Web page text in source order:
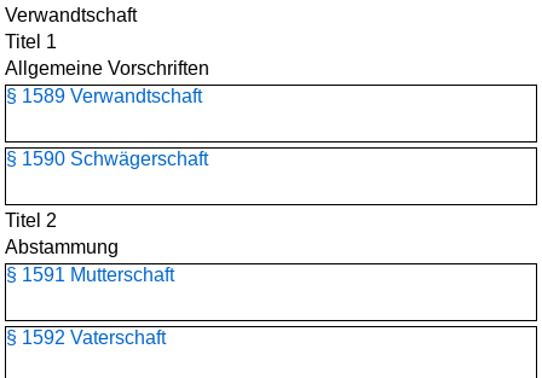
Verwandtschaft
Titel 1
Allgemeine Vorschriften
§ 1589 Verwandtschaft
§ 1590 Schwägerschaft
Titel 2
Abstammung
§ 1591 Mutterschaft
§ 1592 Vaterschaft